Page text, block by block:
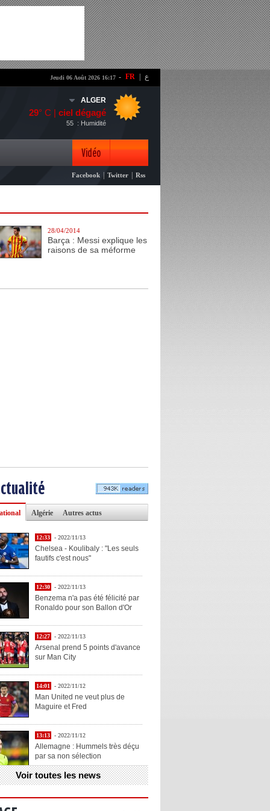
- FR ع Jeudi 06 Août 2026 16:17
ALGER
29° C | ciel dégagé
: Humidité
55
Vidéo
Photo
Facebook Twitter Rss
28/04/2014
Barça : Messi explique les
raisons de sa méforme
Algérie Autres actus
12:33 - 2022/11/13
Chelsea - Koulibaly : "Les seuls
fautifs c'est nous"
12:30 - 2022/11/13
Benzema n'a pas été félicité par
Ronaldo pour son Ballon d'Or
12:27 - 2022/11/13
Arsenal prend 5 points d'avance
sur Man City
14:01 - 2022/11/12
Man United ne veut plus de
Maguire et Fred
13:13 - 2022/11/12
Allemagne : Hummels très déçu
par sa non sélection
13:11 - 2022/11/12
Henry explique la chose qu'il
Voir toutes les news